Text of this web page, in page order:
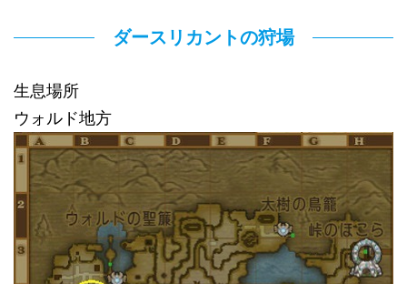
ダースリカントの狩場
生息場所
ウォルド地方